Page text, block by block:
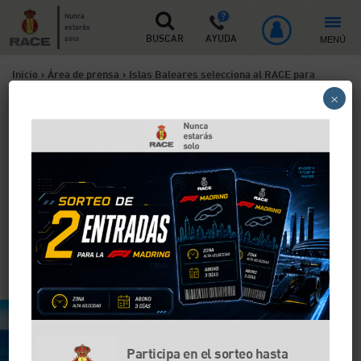
Nunca
estarás
solo
BUSCAR AYUDA MENÚ
Inicio > Área de prensa > Islas Baleares selecciona al RACE para
COVID-19
Islas Baleares selecciona al
RACE para prestar
asistencia a los turistas en
caso de que se infecten por
la COVID-19
Participa en el sorteo hasta
×